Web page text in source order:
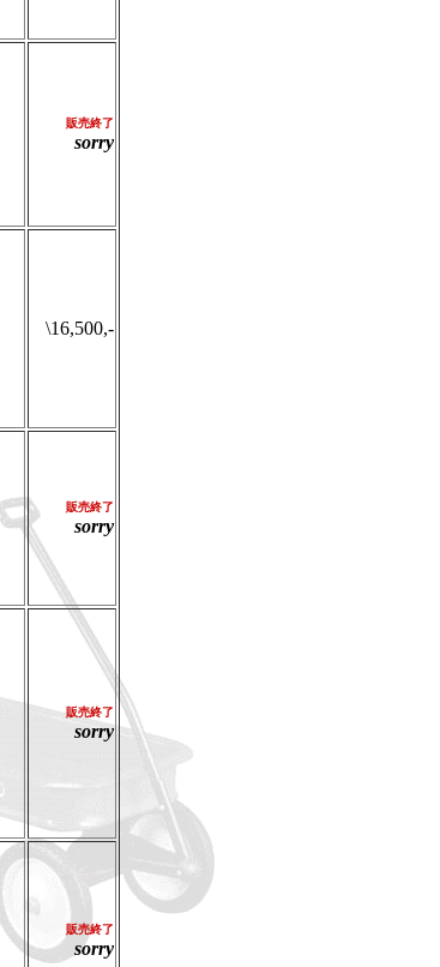
販売終了
sorry
\16,500,-
販売終了
sorry
販売終了
sorry
販売終了
sorry